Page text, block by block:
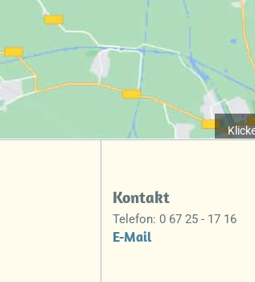
Kontakt
Telefon: 0 67 25 - 17 16
E-Mail